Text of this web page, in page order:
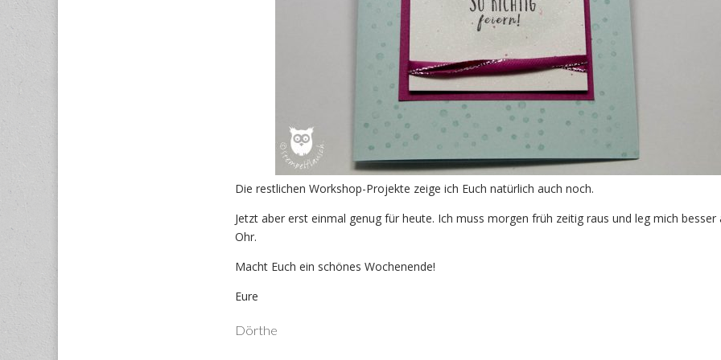
Die restlichen Workshop-Projekte zeige ich Euch natürlich auch noch.
Jetzt aber erst einmal genug für heute. Ich muss morgen früh zeitig raus und leg mich besser
Ohr.
Macht Euch ein schönes Wochenende!
Eure
Dörthe